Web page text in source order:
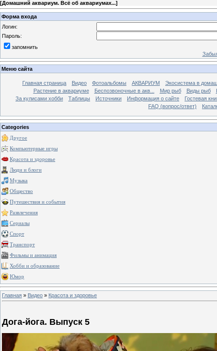
[Домашний аквариум. Всё об аквариумах...]
Форма входа
Логин:
Пароль:
запомнить
Меню сайта
Главная страница Видео Фотоальбомы АКВАРИУМ
Экосистема в
Растение в аквариуме
Беспозвоночные в акв... Мир рыб Виды рыб
За кулисами хобби
Таблицы Источники Информация о сайте
Гостевая
FAQ (вопрос/ответ)
Categories
Другое
Компьютерные игры
Красота и здоровье
Люди и блоги
Музыка
Общество
Путешествия и события
Развлечения
Сериалы
Спорт
Транспорт
Фильмы и анимация
Хобби и образование
Юмор
Главная » Видео » Красота и здоровье
Дога-йога. Выпуск 5